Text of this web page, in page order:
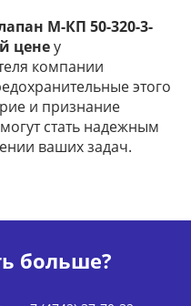
М-КП 50-320-3-
ценеу
компании
этого
и признание
стать надежным
ваших задач.
больше?